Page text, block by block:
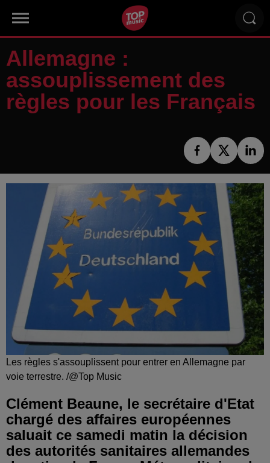
Allemagne :
assouplissement des
règles pour les Français
Les règles s'assouplissent pour entrer en Allemagne par
voie terrestre. /@Top Music
Clément Beaune, le secrétaire d'Etat
chargé des affaires européennes
saluait ce samedi matin la décision
des autorités sanitaires allemandes